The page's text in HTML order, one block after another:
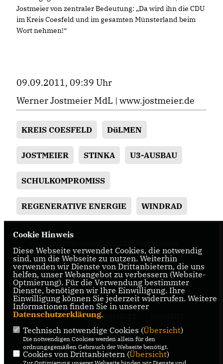
Jostmeier von zentraler Bedeutung: „Da wird ihn die CDU
im Kreis Coesfeld und im gesamten Münsterland beim
Wort nehmen!“
09.09.2011, 09:39 Uhr
Werner Jostmeier MdL | www.jostmeier.de
KREIS COESFELD DüLMEN
JOSTMEIER STINKA U3-AUSBAU
SCHULKOMPROMISS
REGENERATIVE ENERGIE WINDRAD
Dülmen
IMPRESSUM DATENSCHUTZ
CDU Kreisverband Coesfeld
CDU NRW
Cookie Hinweis
Diese Webseite verwendet Cookies, die notwendig
sind, um die Webseite zu nutzen. Weiterhin
verwenden wir Dienste von Drittanbietern, die uns
helfen, unser Webangebot zu verbessern (Website-
Optmierung). Für die Verwendung bestimmter
Dienste, benötigen wir Ihre Einwilligung. Ihre
Einwilligung können Sie jederzeit widerrufen. Weitere
Informationen finden Sie in unserer
Datenschutzerklärung.
Technisch notwendige Cookies (Übersicht)
Die notwendigen Cookies werden allein für den
ordnungsgemäßen Gebrauch der Webseite benötigt.
Cookies von Drittanbietern (Übersicht)